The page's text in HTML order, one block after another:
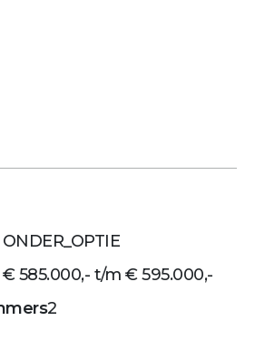
ONDER_OPTIE
€ 585.000,- t/m € 595.000,-
2